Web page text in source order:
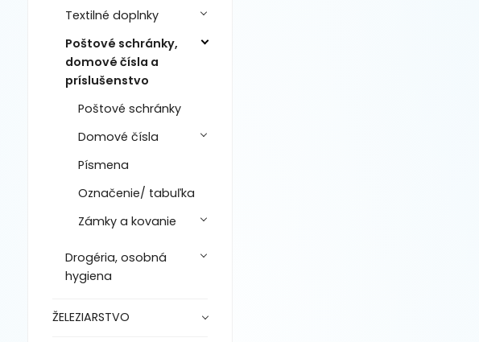
Textilné doplnky
Poštové schránky,
domové čísla a
príslušenstvo
Poštové schránky
Domové čísla
Písmena
Označenie/ tabuľka
Zámky a kovanie
Drogéria, osobná
hygiena
ŽELEZIARSTVO